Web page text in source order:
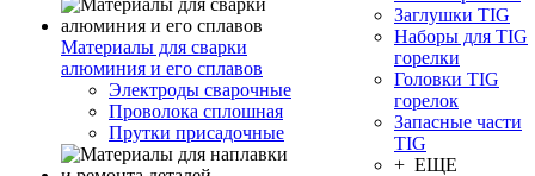
Материалы для сварки
алюминия и его сплавов
Электроды сварочные
Проволока сплошная
Прутки присадочные
Заглушки TIG
Наборы для TIG
горелки
Головки TIG
горелок
Запасные части
TIG
+ ЕЩЕ